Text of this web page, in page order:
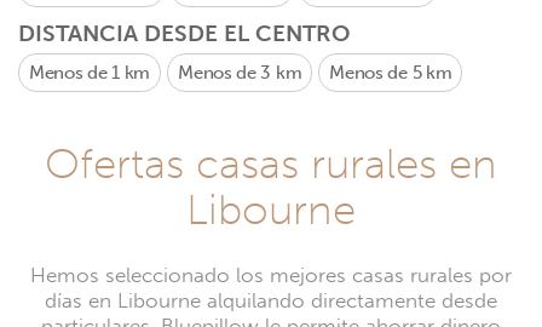
DISTANCIA DESDE EL CENTRO
Menos de 1 km Menos de 3 km Menos de 5 km
Ofertas casas rurales en
Libourne
Hemos seleccionado los mejores casas rurales por
días en Libourne alquilando directamente desde